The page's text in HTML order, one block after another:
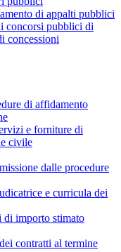
di appalti pubblici
concorsi pubblici di
concessioni
di affidamento
e forniture di
civile
dalle procedure
e curricula dei
di importo stimato
contratti al termine